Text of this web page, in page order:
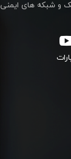
و شبکه های ایمنی